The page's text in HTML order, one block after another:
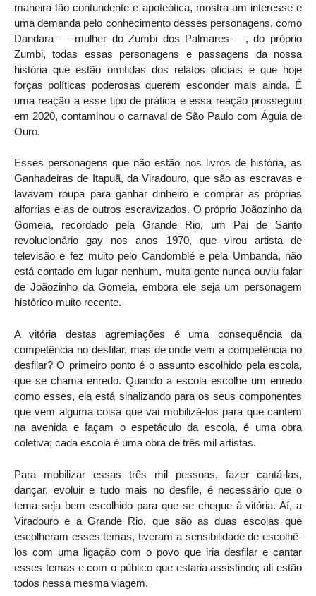
maneira tão contundente e apoteótica, mostra um interesse e
uma demanda pelo conhecimento desses personagens, como
Dandara — mulher do Zumbi dos Palmares —, do próprio
Zumbi, todas essas personagens e passagens da nossa
história que estão omitidas dos relatos oficiais e que hoje
forças políticas poderosas querem esconder mais ainda. É
uma reação a esse tipo de prática e essa reação prosseguiu
em 2020, contaminou o carnaval de São Paulo com Águia de
Ouro.
Esses personagens que não estão nos livros de história, as
Ganhadeiras de Itapuã, da Viradouro, que são as escravas e
lavavam roupa para ganhar dinheiro e comprar as próprias
alforrias e as de outros escravizados. O próprio Joãozinho da
Gomeia, recordado pela Grande Rio, um Pai de Santo
revolucionário gay nos anos 1970, que virou artista de
televisão e fez muito pelo Candomblé e pela Umbanda, não
está contado em lugar nenhum, muita gente nunca ouviu falar
de Joãozinho da Gomeia, embora ele seja um personagem
histórico muito recente.
A vitória destas agremiações é uma consequência da
competência no desfilar, mas de onde vem a competência no
desfilar? O primeiro ponto é o assunto escolhido pela escola,
que se chama enredo. Quando a escola escolhe um enredo
como esses, ela está sinalizando para os seus componentes
que vem alguma coisa que vai mobilizá-los para que cantem
na avenida e façam o espetáculo da escola, é uma obra
coletiva; cada escola é uma obra de três mil artistas.
Para mobilizar essas três mil pessoas, fazer cantá-las,
dançar, evoluir e tudo mais no desfile, é necessário que o
tema seja bem escolhido para que se chegue à vitória. Aí, a
Viradouro e a Grande Rio, que são as duas escolas que
escolheram esses temas, tiveram a sensibilidade de escolhê-
los com uma ligação com o povo que iria desfilar e cantar
esses temas e com o público que estaria assistindo; ali estão
todos nessa mesma viagem.